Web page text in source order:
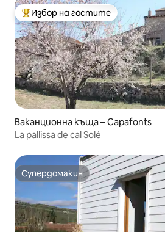
Най-популярен избор на гостите
Избор на гостите
Ваканционна къща – Capafonts
La pallissa de cal Solé
Супердомакин
Супердомакин